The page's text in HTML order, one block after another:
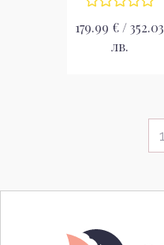
179.99 € / 352.03
лв.
1